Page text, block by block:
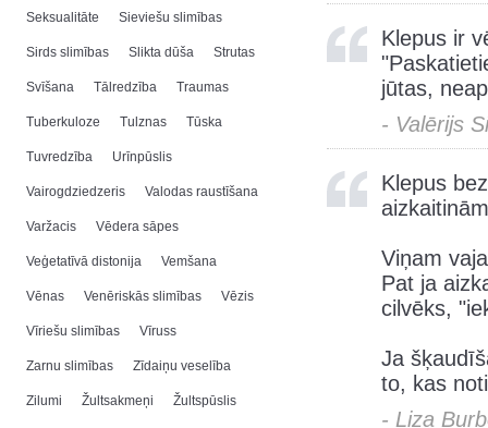
Seksualitāte Sieviešu slimības
Sirds slimības Slikta dūša Strutas
Svīšana Tālredzība Traumas
Tuberkuloze Tulznas Tūska
Tuvredzība Urīnpūslis
Vairogdziedzeris Valodas raustīšana
Varžacis Vēdera sāpes
Veģetatīvā distonija Vemšana
Vēnas Venēriskās slimības Vēzis
Vīriešu slimības Vīruss
Zarnu slimības Zīdaiņu veselība
Zilumi Žultsakmeņi Žultspūslis
Klepus ir
jūtas,
- Valērijs
Klepus
Viņam
Pat ja
cilvēks,
Ja
to, kas
- Liza